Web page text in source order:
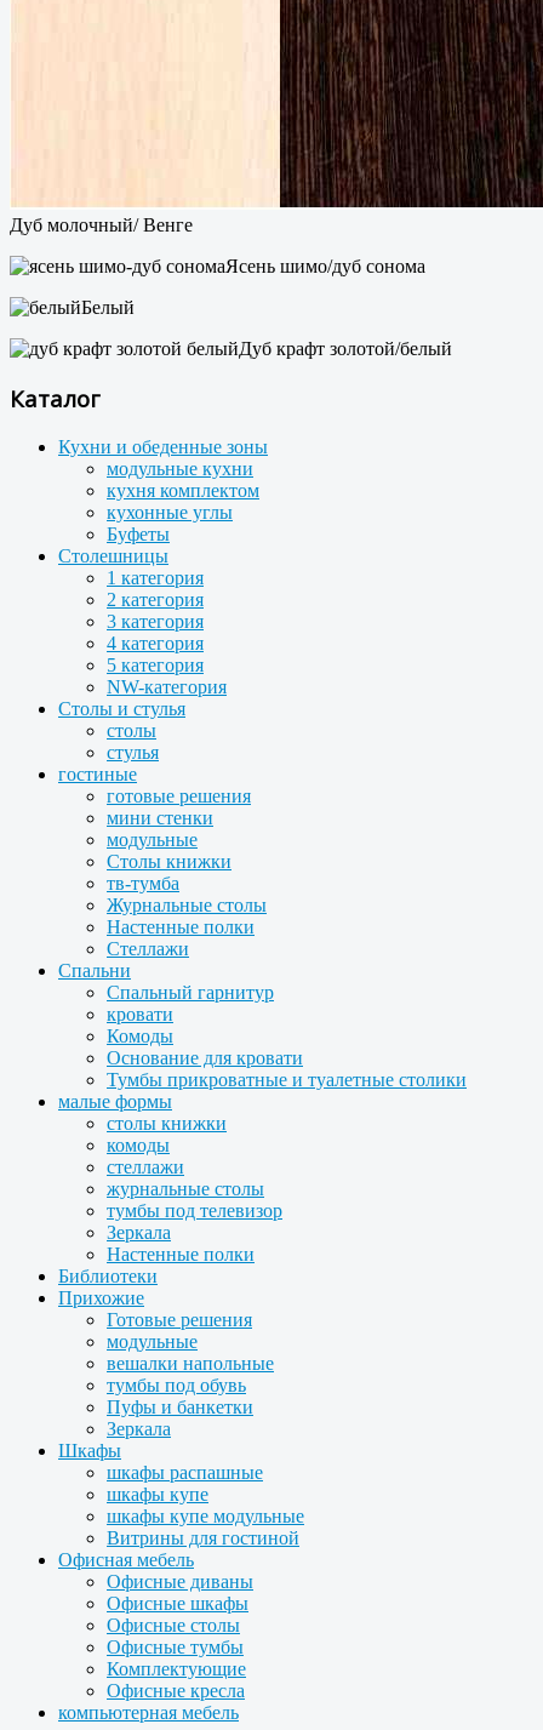
Дуб молочный/ Венге
Ясень шимо/дуб сонома
Белый
Дуб крафт золотой/белый
Каталог
Кухни и обеденные зоны
модульные кухни
кухня комплектом
кухонные углы
Буфеты
Столешницы
1 категория
2 категория
3 категория
4 категория
5 категория
NW-категория
Столы и стулья
столы
стулья
гостиные
готовые решения
мини стенки
модульные
Столы книжки
тв-тумба
Журнальные столы
Настенные полки
Стеллажи
Спальни
Спальный гарнитур
кровати
Комоды
Основание для кровати
Тумбы прикроватные и туалетные столики
малые формы
столы книжки
комоды
стеллажи
журнальные столы
тумбы под телевизор
Зеркала
Настенные полки
Библиотеки
Прихожие
Готовые решения
модульные
вешалки напольные
тумбы под обувь
Пуфы и банкетки
Зеркала
Шкафы
шкафы распашные
шкафы купе
шкафы купе модульные
Витрины для гостиной
Офисная мебель
Офисные диваны
Офисные шкафы
Офисные столы
Офисные тумбы
Комплектующие
Офисные кресла
компьютерная мебель